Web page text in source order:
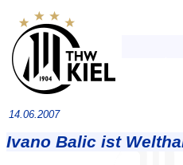
14.06.2007
Ivano Balic ist